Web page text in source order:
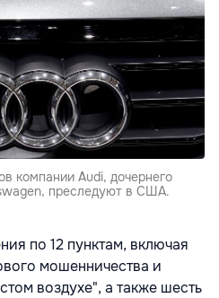
компании Audi, дочернего
преследуют в США.
по 12 пунктам, включая
мошенничества и
воздухе", а также шесть